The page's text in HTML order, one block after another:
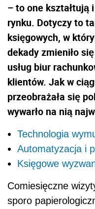
– to one kształtują
rynku. Dotyczy to
księgowych, w
dekady zmieniło
usług biur
klientów. Jak w
przeobrażała się
wywarło na nią
Technologia
Automatyzacja i
Księgowe
Comiesięczne
sporo